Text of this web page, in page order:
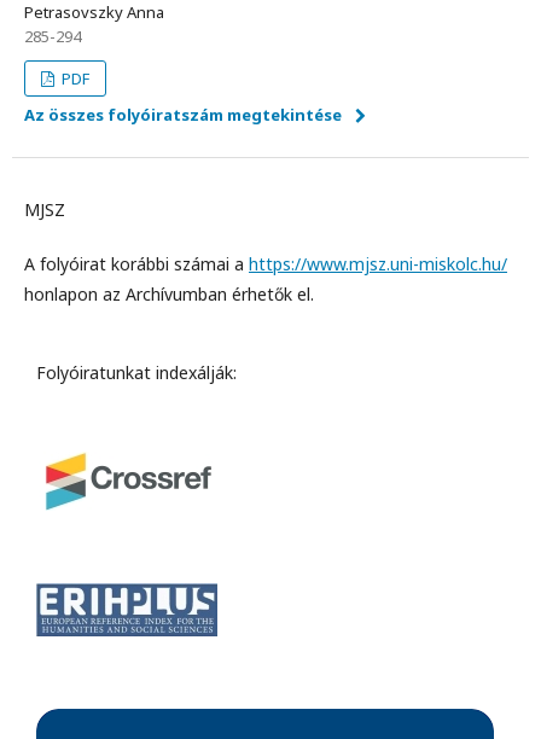
Petrasovszky Anna
285-294
PDF
Az összes folyóiratszám megtekintése
MJSZ
A folyóirat korábbi számai a https://www.mjsz.uni-miskolc.hu/
honlapon az Archívumban érhetők el.
Folyóiratunkat indexálják: